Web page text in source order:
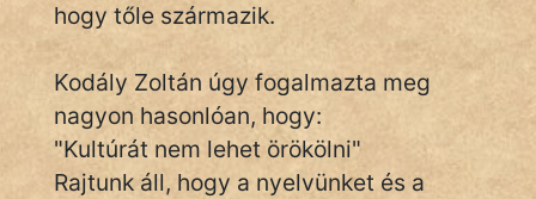
Hunor
Jób Gedeon
Láron Ádám
mikkamakka
hogy tőle származik.
Kodály Zoltán úgy fogalmazta meg
nagyon hasonlóan, hogy:
"Kultúrát nem lehet örökölni"
Rajtunk áll, hogy a nyelvünket és a